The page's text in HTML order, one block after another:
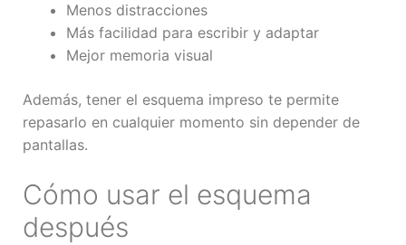
Menos distracciones
Más facilidad para escribir y adaptar
Mejor memoria visual
Además, tener el esquema impreso te permite
repasarlo en cualquier momento sin depender de
pantallas.
Cómo usar el esquema
después